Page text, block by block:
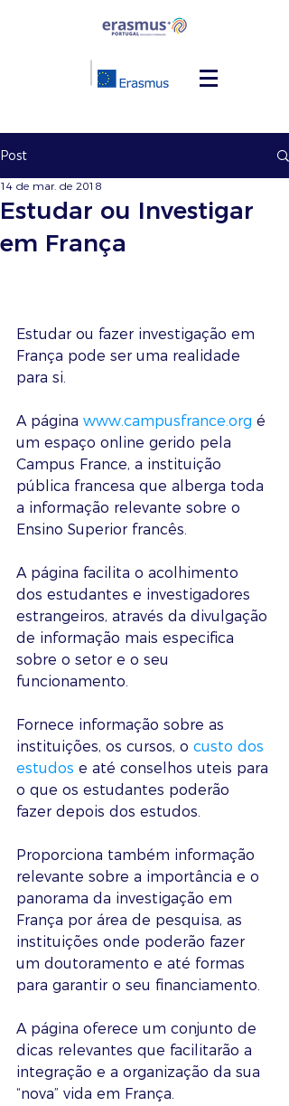
Post
Estudar ou Investigar
em França
14 de mar. de 2018
Estudar ou fazer investigação em
França pode ser uma realidade
para si.
A página www.campusfrance.org é
um espaço online gerido pela
Campus France, a instituição
pública francesa que alberga toda
a informação relevante sobre o
Ensino Superior francês.
A página facilita o acolhimento
dos estudantes e investigadores
estrangeiros, através da divulgação
de informação mais especifica
sobre o setor e o seu
funcionamento.
Fornece informação sobre as
instituições, os cursos, o custo dos
estudos e até conselhos uteis para
o que os estudantes poderão
fazer depois dos estudos.
Proporciona também informação
relevante sobre a importância e o
panorama da investigação em
França por área de pesquisa, as
instituições onde poderão fazer
um doutoramento e até formas
para garantir o seu financiamento.
A página oferece um conjunto de
dicas relevantes que facilitarão a
integração e a organização da sua
“nova” vida em França.